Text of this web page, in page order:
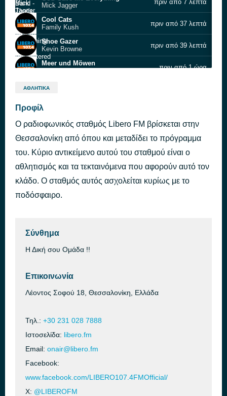
Mick Jagger
πριν από 7 λεπτά
Cool Cats
Family Kush
πριν από 37 λεπτά
Shoe Gazer
Kevin Browne
πριν από 39 λεπτά
Meer und Möwen
πριν από 1 ώρα
Uplift
Heretismata
Kagkela Pantou - Live
Tzimis Panousis
Kalimera Ellada
Goin' Through
πριν από 2 ώρες
ΑΘΛΗΤΙΚΆ
Προφίλ
Ο ραδιοφωνικός σταθμός Libero FΜ βρίσκεται στην
Θεσσαλονίκη από όπου και μεταδίδει το πρόγραμμα
του. Κύριο αντικείμενο αυτού του σταθμού είναι ο
αθλητισμός και τα τεκταινόμενα που αφορούν αυτό τον
κλάδο. Ο σταθμός αυτός ασχολείται κυρίως με το
ποδόσφαιρο.
Σύνθημα
Η Δική σου Ομάδα !!
Επικοινωνία
Λέοντος Σοφού 18, Θεσσαλονίκη, Ελλάδα
Τηλ.: +30 231 028 7888
Ιστοσελίδα: libero.fm
Email: onair@libero.fm
Facebook:
www.facebook.com/LIBERO107.4FMOfficial/
X: @LIBEROFM